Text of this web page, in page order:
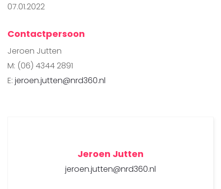
07.01.2022
Contactpersoon
Jeroen Jutten
M: (06) 4344 2891
E: jeroen.jutten@nrd360.nl
Jeroen Jutten
jeroen.jutten@nrd360.nl